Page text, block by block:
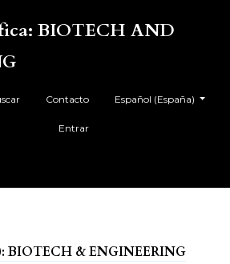
BIOTECH AND
Contacto
Entrar
Español (España)
BIOTECH & ENGINEERING